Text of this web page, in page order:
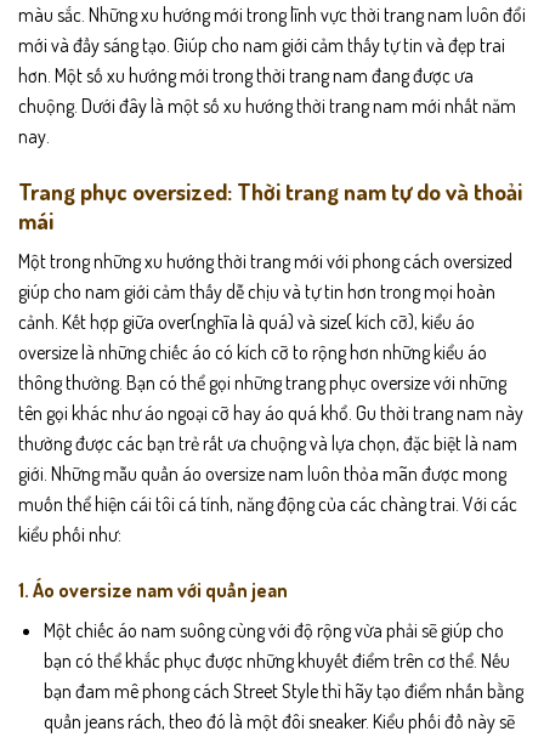
màu sắc. Những xu hướng mới trong lĩnh vực thời trang nam luôn đổi
mới và đầy sáng tạo. Giúp cho nam giới cảm thấy tự tin và đẹp trai
hơn. Một số xu hướng mới trong thời trang nam đang được ưa
chuộng. Dưới đây là một số xu hướng thời trang nam mới nhất năm
nay.
Trang phục oversized: Thời trang nam tự do và thoải
mái
Một trong những xu hướng thời trang mới với phong cách oversized
giúp cho nam giới cảm thấy dễ chịu và tự tin hơn trong mọi hoàn
cảnh. Kết hợp giữa over(nghĩa là quá) và size( kích cỡ), kiểu áo
oversize là những chiếc áo có kích cỡ to rộng hơn những kiểu áo
thông thường. Bạn có thể gọi những trang phục oversize với những
tên gọi khác như áo ngoại cỡ hay áo quá khổ. Gu thời trang nam này
thường được các bạn trẻ rất ưa chuộng và lựa chọn, đặc biệt là nam
giới. Những mẫu quần áo oversize nam luôn thỏa mãn được mong
muốn thể hiện cái tôi cá tính, năng động của các chàng trai. Với các
kiểu phối như:
1. Áo oversize nam với quần jean
Một chiếc áo nam suông cùng với độ rộng vừa phải sẽ giúp cho
bạn có thể khắc phục được những khuyết điểm trên cơ thể. Nếu
bạn đam mê phong cách Street Style thì hãy tạo điểm nhấn bằng
quần jeans rách, theo đó là một đôi sneaker. Kiểu phối đồ này sẽ